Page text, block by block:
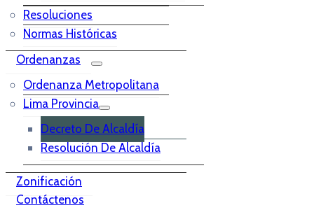
Resoluciones
Normas Históricas
Ordenanzas
Ordenanza Metropolitana
Lima Provincia
Decreto De Alcaldía
Resolución De Alcaldía
Zonificación
Contáctenos